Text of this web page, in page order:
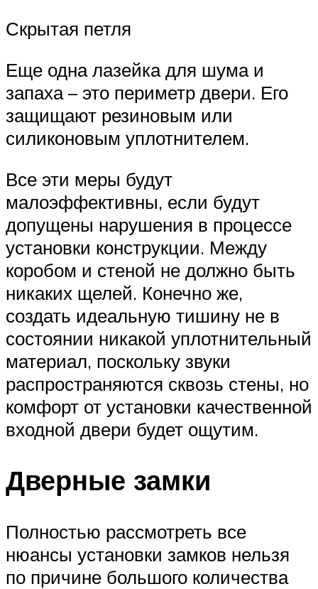
Скрытая петля
Еще одна лазейка для шума и
запаха – это периметр двери. Его
защищают резиновым или
силиконовым уплотнителем.
Все эти меры будут
малоэффективны, если будут
допущены нарушения в процессе
установки конструкции. Между
коробом и стеной не должно быть
никаких щелей. Конечно же,
создать идеальную тишину не в
состоянии никакой уплотнительный
материал, поскольку звуки
распространяются сквозь стены, но
комфорт от установки качественной
входной двери будет ощутим.
Дверные замки
Полностью рассмотреть все
нюансы установки замков нельзя
по причине большого количества